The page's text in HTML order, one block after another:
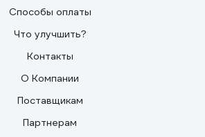
Способы оплаты
Что улучшить?
Контакты
О Компании
Поставщикам
Партнерам